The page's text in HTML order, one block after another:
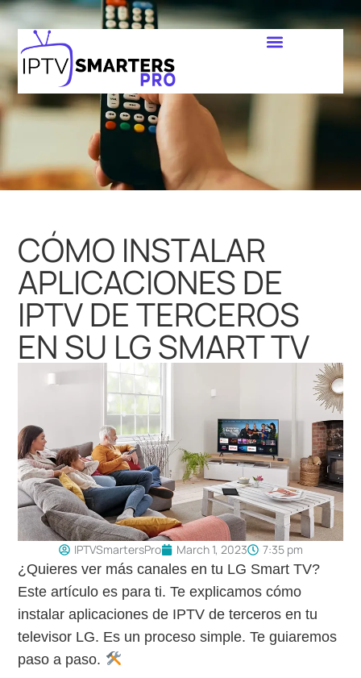
CÓMO INSTALAR
APLICACIONES DE
IPTV DE TERCEROS
EN SU LG SMART TV
IPTVSmartersPro March 1, 2023 7:35 pm
¿Quieres ver más canales en tu LG Smart TV?
Este artículo es para ti. Te explicamos cómo
instalar aplicaciones de IPTV de terceros en tu
televisor LG. Es un proceso simple. Te guiaremos
paso a paso.